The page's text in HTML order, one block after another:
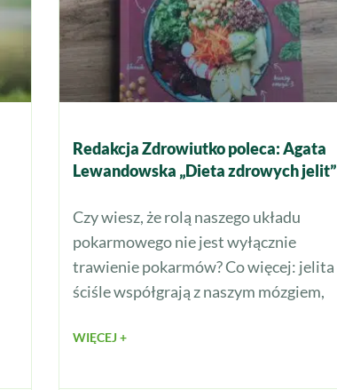
Redakcja Zdrowiutko poleca: Agata
Lewandowska „Dieta zdrowych jelit”
Czy wiesz, że rolą naszego układu
pokarmowego nie jest wyłącznie
trawienie pokarmów? Co więcej: jelita
ściśle współgrają z naszym mózgiem,
WIĘCEJ +